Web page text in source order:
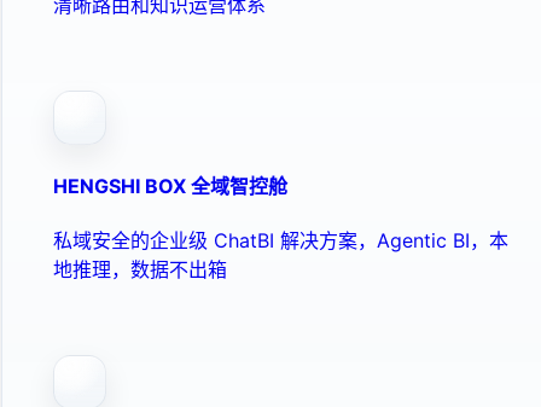
清晰路由和知识运营体系
HENGSHI BOX 全域智控舱
私域安全的企业级 ChatBI 解决方案，Agentic BI，本
地推理，数据不出箱